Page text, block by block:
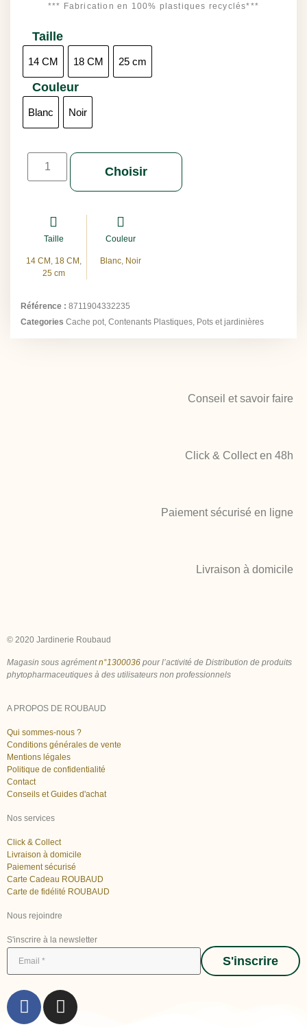
*** Fabrication en 100% plastiques recyclés***
Taille
14 CM 18 CM 25 cm
Couleur
Blanc Noir
Choisir
Taille
14 CM , 18 CM ,
25 cm
Couleur
Blanc, Noir
Référence : 8711904332235
Categories Cache pot, Contenants Plastiques, Pots et jardinières
Conseil et savoir faire
Click & Collect en 48h
Paiement sécurisé en ligne
Livraison à domicile
© 2020 Jardinerie Roubaud
Magasin sous agrémentn°1300036 pour l’activité de Distribution de produits
phytopharmaceutiques à des utilisateurs non professionnels
A PROPOS DE ROUBAUD
Qui sommes-nous ?
Conditions générales de vente
Mentions légales
Politique de confidentialité
Contact
Conseils et Guides d'achat
Nos services
Click & Collect
Livraison à domicile
Paiement sécurisé
Carte Cadeau ROUBAUD
Carte de fidélité ROUBAUD
Nous rejoindre
S'inscrire à la newsletter
S'inscrire